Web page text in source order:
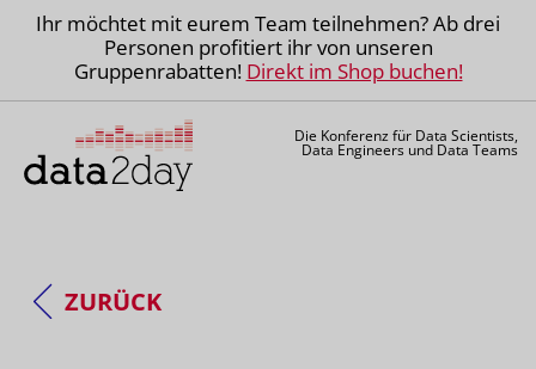
Ihr möchtet mit eurem Team teilnehmen? Ab drei
Personen profitiert ihr von unseren
Gruppenrabatten! Direkt im Shop buchen!
Die Konferenz für Data Scientists,
Data Engineers und Data Teams
ZURÜCK